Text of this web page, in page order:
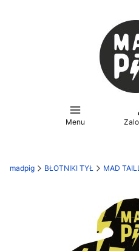
Menu
madpig BŁOTNIKI TYŁ MAD